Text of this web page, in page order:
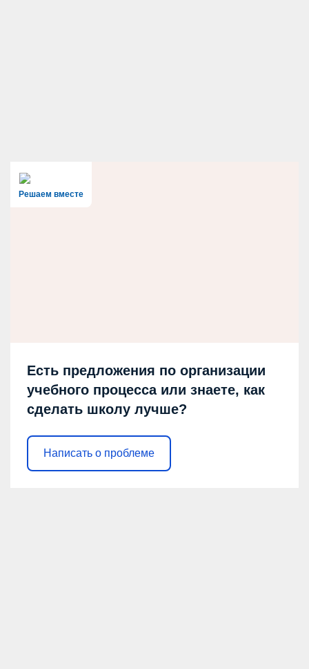
Решаем вместе
Есть предложения по организации
учебного процесса или знаете, как
сделать школу лучше?
Написать о проблеме